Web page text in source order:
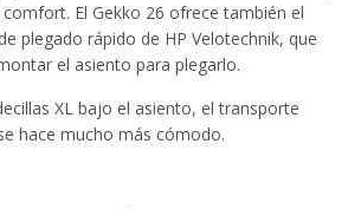
El Gekko 26 ofrece también el
plegado rápido de HP Velotechnik, que
el asiento para plegarlo.
XL bajo el asiento, el transporte
hace mucho más cómodo.